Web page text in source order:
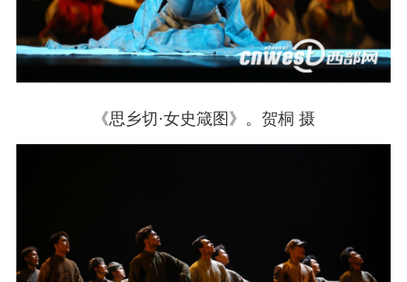
《思乡切·女史箴图》。贺桐 摄